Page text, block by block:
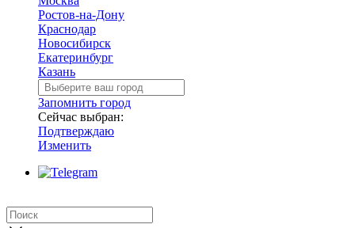
Ростов-на-Дону
Краснодар
Новосибирск
Екатеринбург
Казань
Запомнить город
Сейчас выбран:
Подтверждаю
Изменить